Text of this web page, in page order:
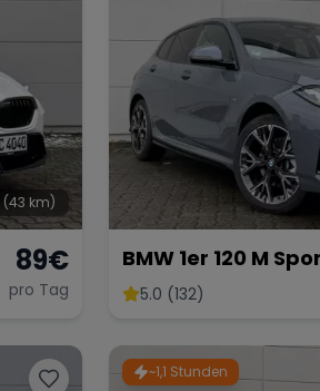
(43 km)
89€
pro Tag
BMW 1er 120 M
5.0 (132)
~1,1 Stunden